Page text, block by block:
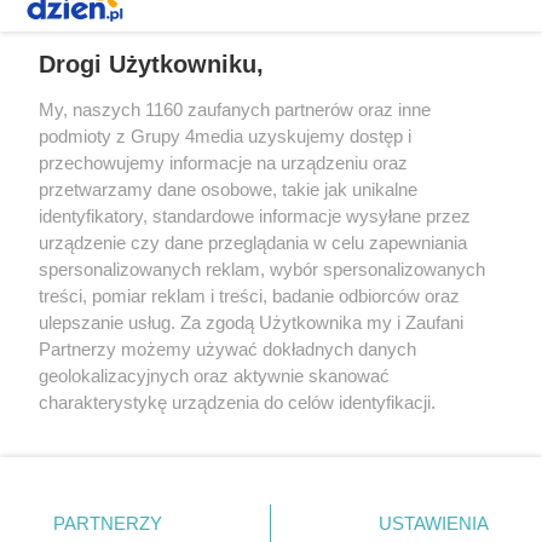
Redakcja Reklama Prywatność
Praca Łódź
the:protocol
Facebook.com
Youtube.com
Drogi Użytkowniku,
My, naszych 1160 zaufanych partnerów oraz inne
podmioty z Grupy 4media uzyskujemy dostęp i
przechowujemy informacje na urządzeniu oraz
przetwarzamy dane osobowe, takie jak unikalne
identyfikatory, standardowe informacje wysyłane przez
urządzenie czy dane przeglądania w celu zapewniania
spersonalizowanych reklam, wybór spersonalizowanych
treści, pomiar reklam i treści, badanie odbiorców oraz
ulepszanie usług. Za zgodą Użytkownika my i Zaufani
Partnerzy możemy używać dokładnych danych
geolokalizacyjnych oraz aktywnie skanować
charakterystykę urządzenia do celów identyfikacji.
zmienić/wycofać klikając przycisk ustawień prywatności
znajdujący się w lewym dolnym rogu strony
. Niektóre
PARTNERZY USTAWIENIA